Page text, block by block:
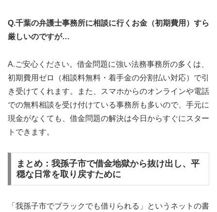
Q.千葉の弁護士事務所に相談に行くお金（初期費用）すら
厳しいのですが…
A.ご安心ください。借金問題に強い法務事務所の多くは、
初期費用ゼロ（相談料無料・着手金の分割払い対応）で引
き受けてくれます。また、スマホからのオンラインや電話
での無料相談を受け付けている事務所も多いので、手元に
現金がなくても、借金問題の解決は今日からすぐにスター
トできます。
まとめ：我孫子市で借金地獄から抜け出し、平
穏な日常を取り戻すために
「我孫子市でブラックでも借りられる」というネットの書